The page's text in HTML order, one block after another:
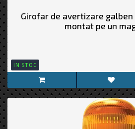
Girofar de avertizare galben
montat pe un
IN STOC